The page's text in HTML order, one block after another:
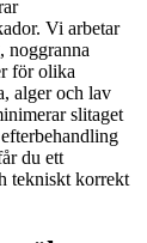
Vi arbetar
noggranna
för olika
alger och lav
slitaget
du ett
tekniskt korrekt